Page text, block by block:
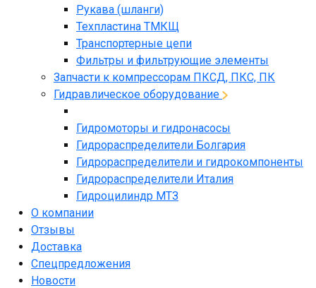
Рукава (шланги)
Техпластина ТМКЩ
Транспортерные цепи
Фильтры и фильтрующие элементы
Запчасти к компрессорам ПКСД, ПКС, ПК
Гидравлическое оборудование
Гидромоторы и гидронасосы
Гидрораспределители Болгария
Гидрораспределители и гидрокомпоненты
Гидрораспределители Италия
Гидроцилиндр МТЗ
О компании
Отзывы
Доставка
Спецпредложения
Новости